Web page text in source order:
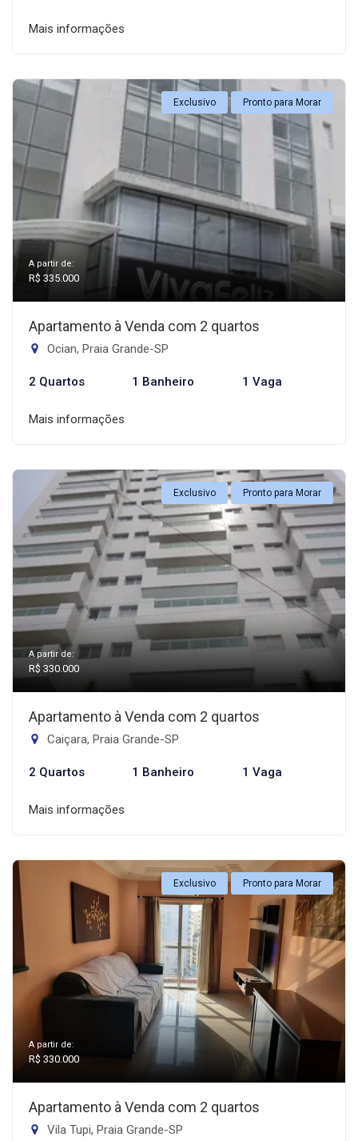
Mais informações
Exclusivo Pronto para Morar
A partir de:
R$ 335.000
Apartamento à Venda com 2 quartos
Ocian, Praia Grande-SP
2 Quartos 1 Banheiro 1 Vaga
Mais informações
Exclusivo Pronto para Morar
A partir de:
R$ 330.000
Apartamento à Venda com 2 quartos
Caiçara, Praia Grande-SP
2 Quartos 1 Banheiro 1 Vaga
Mais informações
Exclusivo Pronto para Morar
A partir de:
R$ 330.000
Apartamento à Venda com 2 quartos
Vila Tupi, Praia Grande-SP